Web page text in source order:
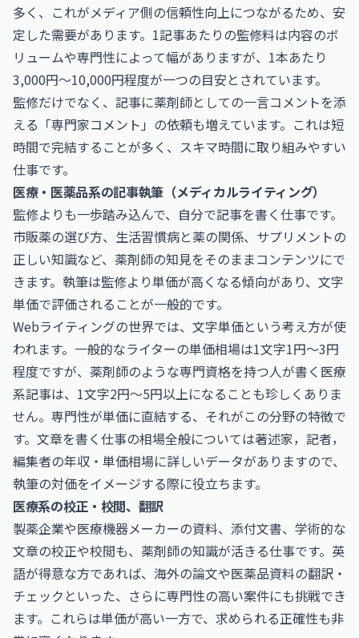
多く、これがメディア側の信頼性向上につながるため、安
定した需要があります。1記事あたりの監修料は内容のボ
リュームや専門性によって幅がありますが、1本あたり
3,000円〜10,000円程度が一つの目安とされています。
監修だけでなく、記事に薬剤師としての一言コメントを添
える「専門家コメント」の依頼も増えています。これは短
時間で完結することが多く、スキマ時間に取り組みやすい
仕事です。
医療・医薬品系の記事執筆（メディカルライティング）
監修よりも一歩踏み込んで、自分で記事を書く仕事です。
市販薬の選び方、生活習慣病と薬の関係、サプリメントの
正しい知識など、薬剤師の知見をそのままコンテンツにで
きます。執筆は監修より単価が高くなる傾向があり、文字
単価で評価されることが一般的です。
Webライティングの世界では、文字単価という考え方が使
われます。一般的なライターの単価相場は1文字1円〜3円
程度ですが、薬剤師のような専門資格を持つ人が書く医療
系記事は、1文字2円〜5円以上になることも珍しくありま
せん。専門性が単価に直結する、それがこの分野の特徴で
す。文章を書く仕事の相場全般については著述家，記者，
編集者の年収・単価相場に詳しいデータがありますので、
執筆の対価をイメージする際に役立ちます。
医療系の校正・校閲、翻訳
製薬企業や医療機器メーカーの資料、添付文書、学術的な
文章の校正や校閲も、薬剤師の知識が活きる仕事です。英
語が得意な方であれば、海外の論文や医薬品資料の翻訳・
チェックといった、さらに専門性の高い案件にも挑戦でき
ます。これらは単価が高い一方で、求められる正確性も非